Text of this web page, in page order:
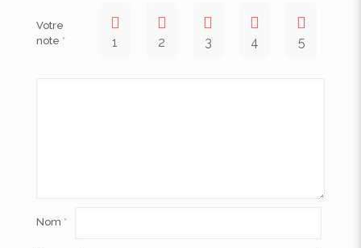
Votre
note * 1 2 3 4 5
Nom *